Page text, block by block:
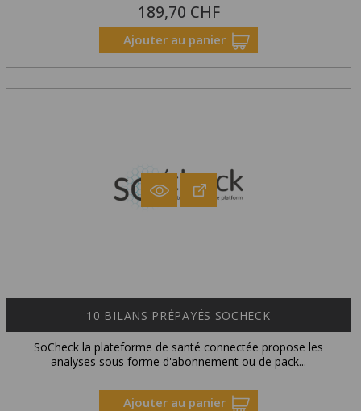
Exclusivité Web !
Prix
189,70 CHF
Ajouter au panier
10 BILANS PRÉPAYÉS SOCHECK
SoCheck la plateforme de santé connectée propose les
analyses sous forme d'abonnement ou de pack...
Ajouter au panier